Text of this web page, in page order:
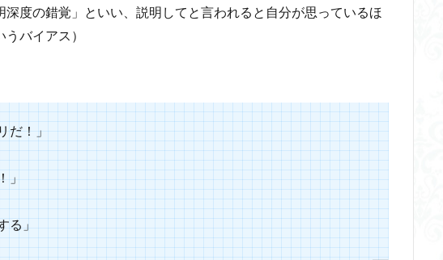
深度の錯覚 」といい、説明してと言われると自分が思っているほ
バイアス）
だ！」
」
る」